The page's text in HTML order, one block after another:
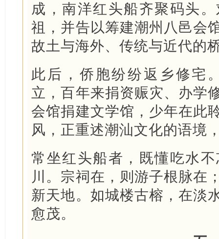
成，南洋红头船齐聚码头
祖，并告以筹建潮州八邑会
故土与海外、传统与近代的
此后，侨胞纷纷返乡修宅
立，百年来捐资赈灾、办学
会馆捐建文学馆，少年在此
风，正重述潮汕文化的语境
常坐红头船者，既懂吃水
川。宗祠在，则游子根脉在
新天地。如城楼古榕，在淡
愈茂。